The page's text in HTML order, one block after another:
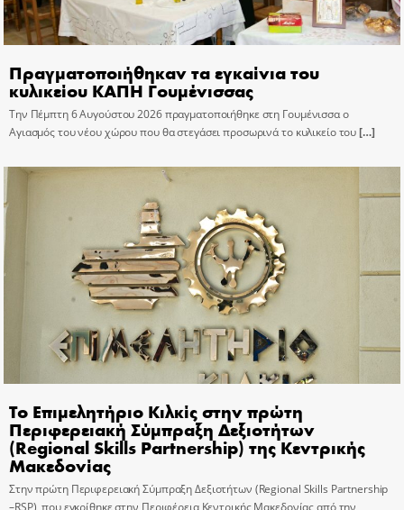
Πραγματοποιήθηκαν τα εγκαίνια του
κυλικείου ΚΑΠΗ Γουμένισσας
Την Πέμπτη 6 Αυγούστου 2026 πραγματοποιήθηκε στη Γουμένισσα ο
Αγιασμός του νέου χώρου που θα στεγάσει προσωρινά το κυλικείο του[…]
Το Επιμελητήριο Κιλκίς στην πρώτη
Περιφερειακή Σύμπραξη Δεξιοτήτων
(Regional Skills Partnership) της Κεντρικής
Μακεδονίας
Στην πρώτη Περιφερειακή Σύμπραξη Δεξιοτήτων (Regional Skills Partnership
–RSP), που εγκρίθηκε στην Περιφέρεια Κεντρικής Μακεδονίας από την